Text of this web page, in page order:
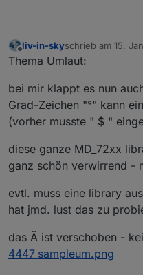
liv-in-skyschrieb am 15.
zuletzt editiert von
Thema Umlaut:
bei mir klappt es nun
Grad-Zeichen "°" kann
(vorher musste " $ "
diese ganze MD_72xx
ganz schön verwirrend -
evtl. muss eine library
hat jmd. lust das zu
das Ä ist verschoben -
4447_sampleum.png